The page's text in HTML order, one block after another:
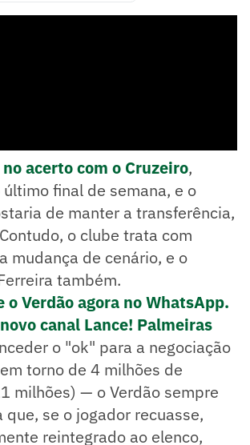
acerto com o Cruzeiro,
final de semana, e o
de manter a transferência,
o clube trata com
mudança de cenário, e o
também.
o Verdão agora no WhatsApp.
canal Lance! Palmeiras
o "ok" para a negociação
torno de 4 milhões de
milhões) — o Verdão sempre
que, se o jogador recuasse,
reintegrado ao elenco,